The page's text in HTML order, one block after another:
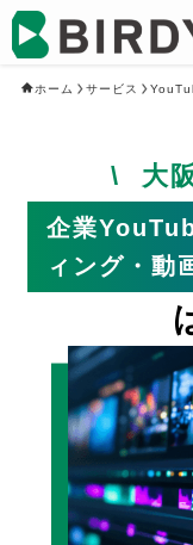
ホーム サービス
大
企業
ィング・動